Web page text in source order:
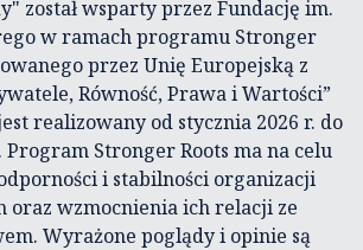
został wsparty przez Fundację im.
w ramach programu Stronger
przez Unię Europejską z
Równość, Prawa i Wartości”
realizowany od stycznia 2026 r. do
Program Stronger Roots ma na celu
i stabilności organizacji
oraz wzmocnienia ich relacji ze
Wyrażone poglądy i opinie są